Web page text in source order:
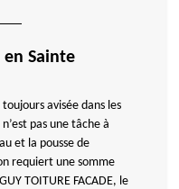
Sainte
avisée dans les
pas une tâche à
et la pousse de
requiert une somme
TOITURE FACADE, le